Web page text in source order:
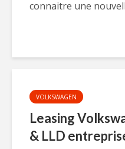
connaitre une
VOLKSWAGEN
Leasing
& LLD